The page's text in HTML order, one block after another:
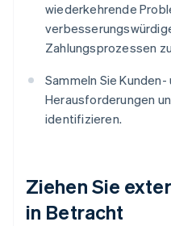
wiederkehrende
Zahlungsprozessen
Sammeln Sie
Herausforderungen
identifizieren.
Ziehen Sie
in Betracht